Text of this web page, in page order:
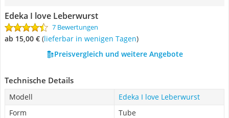
Edeka I love Leberwurst
7 Bewertungen
ab 15,00 € ( Lieferbar in wenigen Tagen)
Preisvergleich und weitere Angebote
Technische Details
Modell
Edeka I love Leberwurst
Form
Tube